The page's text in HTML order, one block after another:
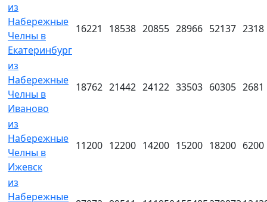
из
Набережные
Челны в
Екатеринбург
16221 18538 20855 28966 52137 2318
из
Набережные
Челны в
Иваново
18762 21442 24122 33503 60305 2681
из
Набережные
Челны в
Ижевск
11200 12200 14200 15200 18200 6200
из
Набережные